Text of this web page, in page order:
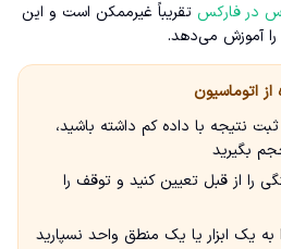
در فارکس تقریباً غیرممکن است و این
آموزش می‌دهد.
اتوماسیون
نتیجه با داده کم داشته باشید،
بگیرید
را از قبل تعیین کنید و توقف را
یک ابزار یا یک منطق واحد نسپارید